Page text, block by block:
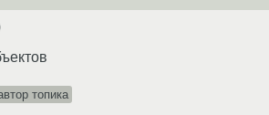
топика